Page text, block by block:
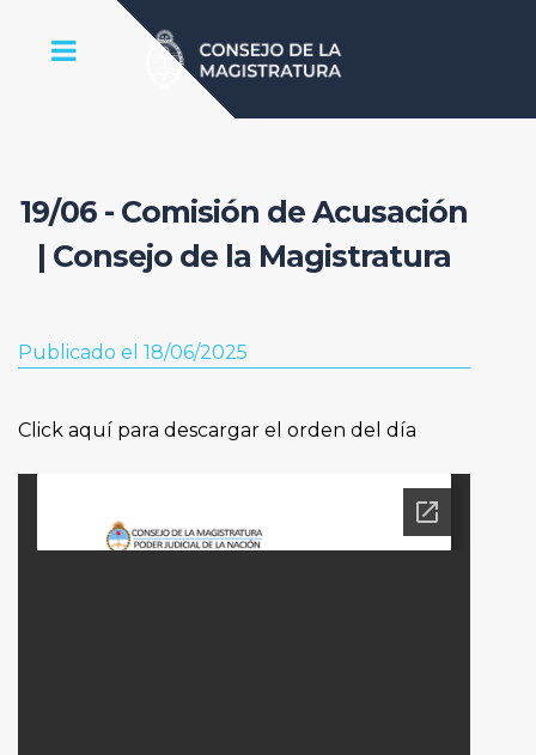
19/06 - Comisión de Acusación
| Consejo de la Magistratura
Publicado el 18/06/2025
Click aquí para descargar el orden del día